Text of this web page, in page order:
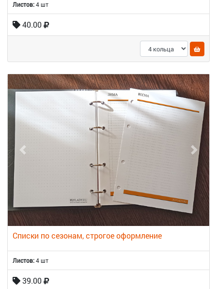
Листов:4 шт
40.00
Списки по сезонам, строгое оформление
Листов:4 шт
39.00